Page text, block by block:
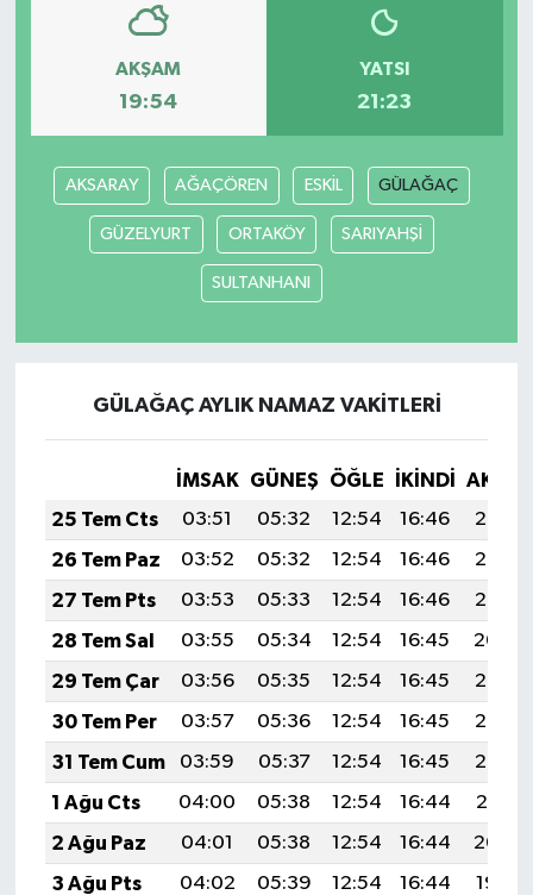
AKŞAM
19:54
YATSI
21:23
AKSARAY AĞAÇÖREN ESKİL GÜLAĞAÇ
GÜZELYURT ORTAKÖY SARIYAHŞİ
SULTANHANI
GÜLAĞAÇ AYLIK NAMAZ VAKITLERI
İMSAK GÜNEŞ ÖĞLE İKINDI
25 Tem Cts
03:51 05:32 12:54 16:46
20:07
26 Tem Paz
03:52 05:32 12:54 16:46
20:06
27 Tem Pts
03:53 05:33 12:54 16:46
20:05
28 Tem Sal
03:55 05:34 12:54 16:45
20:04
29 Tem Çar
03:56 05:35 12:54 16:45
20:03
30 Tem Per
03:57 05:36 12:54 16:45
20:03
31 Tem Cum
03:59 05:37 12:54 16:45
20:02
1 Ağu Cts
04:00 05:38 12:54 16:44
20:01
2 Ağu Paz
04:01 05:38 12:54 16:44
20:00
3 Ağu Pts
04:02 05:39 12:54 16:44
19:59